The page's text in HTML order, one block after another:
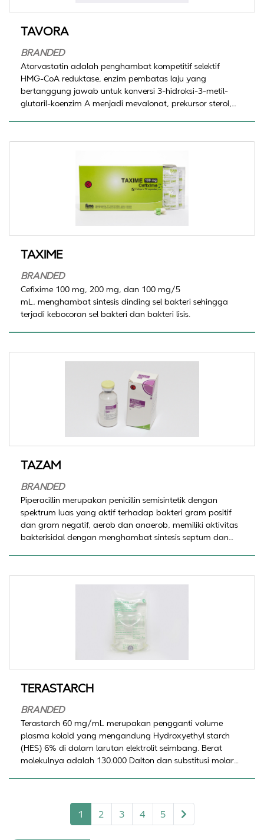
TAVORA
BRANDED
Atorvastatin adalah penghambat kompetitif selektif
HMG-CoA reduktase, enzim pembatas laju yang
bertanggung jawab untuk konversi 3-hidroksi-3-metil-
glutaril-koenzim A menjadi mevalonat, prekursor sterol,
TAXIME
BRANDED
Cefixime 100 mg, 200 mg, dan 100 mg/5
mL, menghambat sintesis dinding sel bakteri sehingga
terjadi kebocoran sel bakteri dan bakteri lisis.
TAZAM
BRANDED
Piperacillin merupakan penicillin semisintetik dengan
spektrum luas yang aktif terhadap bakteri gram positif
dan gram negatif, aerob dan anaerob, memiliki aktivitas
bakterisidal dengan menghambat sintesis septum dan
TERASTARCH
BRANDED
Terastarch 60 mg/mL merupakan pengganti volume
plasma koloid yang mengandung Hydroxyethyl starch
(HES) 6% di dalam larutan elektrolit seimbang. Berat
molekulnya adalah 130.000 Dalton dan substitusi molar
1 2 3 4 5